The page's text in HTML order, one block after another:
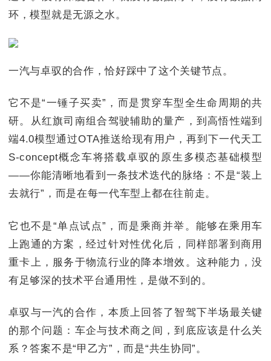
环，模型就是无源之水。
一汽与卓驭的合作，恰好踩中了这个关键节点。
它不是“一锤子买卖”，而是贯穿车型全生命周期的共
研。从红旗司南组合驾驶辅助的量产，到高悟性端到
端4.0模型通过OTA推送给现有用户，再到下一代天工
S-concept概念车将搭载卓驭的原生多模态基础模型
——你能清晰地看到一条技术迭代的脉络：不是“装上
去就行”，而是在每一代车型上都在往前走。
它也不是“单点试点”，而是乘商并举。能够在乘用车
上跑通的方案，经过针对性优化后，同样部署到商用
重卡上，服务于物流行业的降本增效。这种能力，没
有足够深的技术平台通用性，是做不到的。
卓驭与一汽的合作，本质上回答了智驾下半场最关键
的那个问题：车企与技术商之间，到底应该是什么关
系？答案不是“甲乙方”，而是“共生协同”。